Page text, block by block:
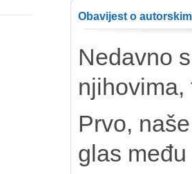
Obavijest o
Nedavno
njihovima,
Prvo,
glas